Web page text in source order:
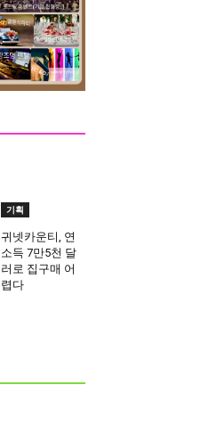
기획
귀넷카운티, 연
소득 7만5천 달
러로 집구매 어
렵다